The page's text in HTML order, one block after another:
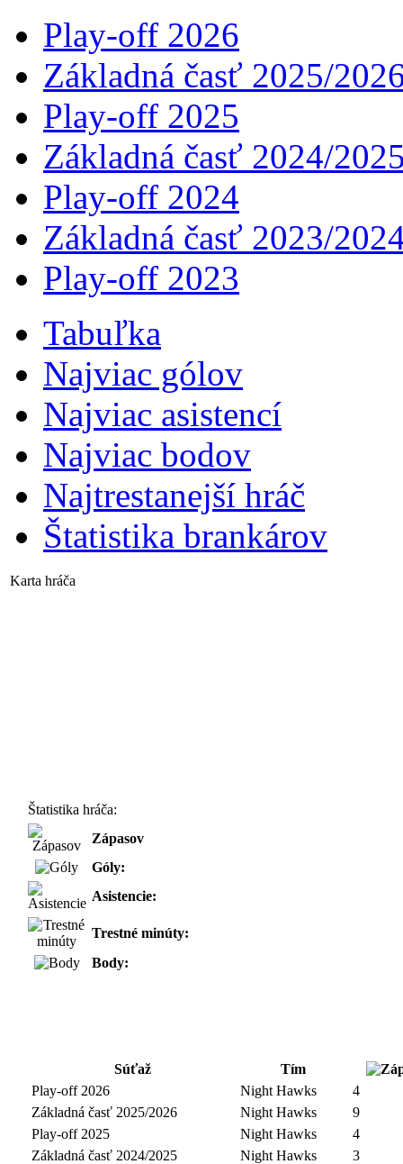
Play-off 2026
Základná časť 2025/
Play-off 2025
Základná časť 2024/
Play-off 2024
Základná časť 2023/
Play-off 2023
Tabuľka
Najviac gólov
Najviac asistencí­
Najviac bodov
Najtrestanejší hráč
Štatistika brankárov
Karta hráča
Štatistika hráča:
Zápasov
Góly:
Asistencie:
Trestné minúty:
Body:
Súťaž
Tím
Play-off 2026
Night Hawks
4
Základná časť 2025/2026
Night Hawks
9
Play-off 2025
Night Hawks
4
Základná časť 2024/2025
Night Hawks
3